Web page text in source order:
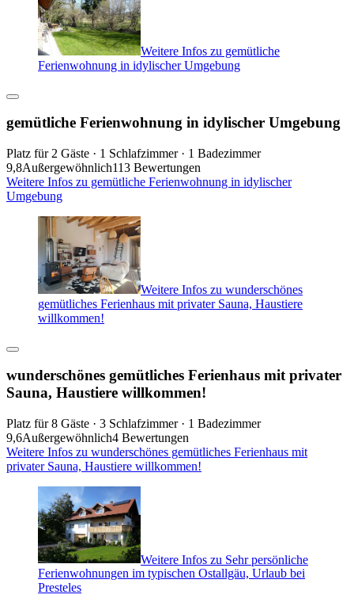
Weitere Infos zu gemütliche
Ferienwohnung in idylischer Umgebung
gemütliche Ferienwohnung in idylischer Umgebung
Platz für 2 Gäste · 1 Schlafzimmer · 1 Badezimmer
9,8Außergewöhnlich113 Bewertungen
Weitere Infos zu gemütliche Ferienwohnung in idylischer
Umgebung
Weitere Infos zu wunderschönes
gemütliches Ferienhaus mit privater Sauna, Haustiere
willkommen!
wunderschönes gemütliches Ferienhaus mit privater
Sauna, Haustiere willkommen!
Platz für 8 Gäste · 3 Schlafzimmer · 1 Badezimmer
9,6Außergewöhnlich4 Bewertungen
Weitere Infos zu wunderschönes gemütliches Ferienhaus mit
privater Sauna, Haustiere willkommen!
Weitere Infos zu Sehr persönliche
Ferienwohnungen im typischen Ostallgäu, Urlaub bei
Presteles